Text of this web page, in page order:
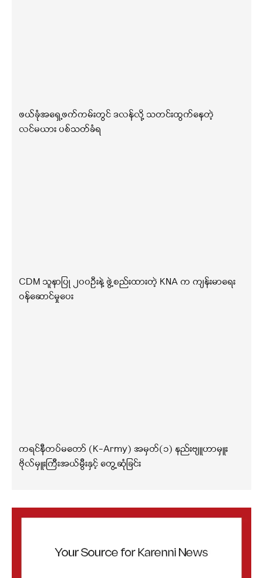
ဖယ်ခုံအရှေ့ဖက်ကမ်းတွင် ဒလန်လို့ သတင်းထွက်နေတဲ့
လင်မယား ပစ်သတ်ခံရ
CDM သူနာပြု ၂၀၀ဦးနဲ့ ဖွဲ့စည်းထားတဲ့ KNA က ကျန်းမာရေး
ဝန်ဆောင်မှုပေး
ကရင်နီတပ်မတော် (K-Army) အမှတ်(၁) နည်းဗျူဟာမှူး
ဗိုလ်မှူးကြီးအယ်မွီးနှင့် တွေ့ဆုံခြင်း